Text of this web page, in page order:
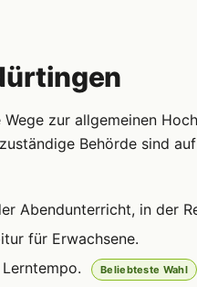
Wege zur allgemeinen
Behörde sind
Abendunterricht, in der
für Erwachsene.
Beliebteste Wahl